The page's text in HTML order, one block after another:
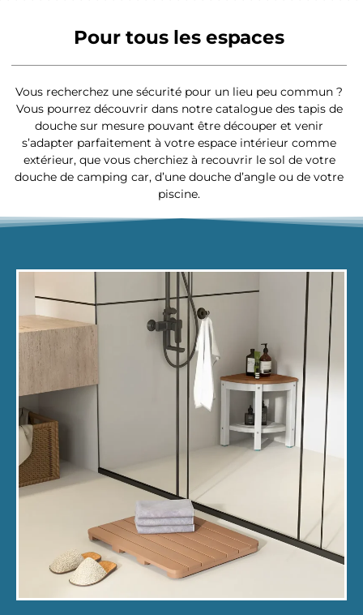
Pour tous les espaces
Vous recherchez une sécurité pour un lieu peu commun ?
Vous pourrez découvrir dans notre catalogue des tapis de
douche sur mesure pouvant être découper et venir
s’adapter parfaitement à votre espace intérieur comme
extérieur, que vous cherchiez à recouvrir le sol de votre
douche de camping car, d’une douche d’angle ou de votre
piscine.